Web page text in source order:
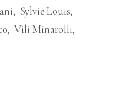
Sylvie Louis
Vili Minarolli